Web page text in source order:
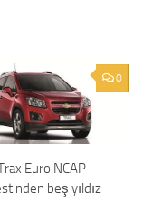
0
Euro NCAP
beş yıldız